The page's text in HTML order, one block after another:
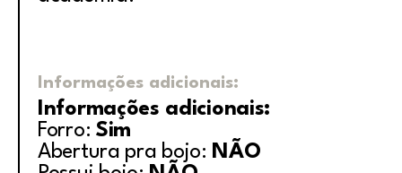
Informações adicionais:
Informações adicionais:
Forro: Sim
Abertura pra bojo: NÃO